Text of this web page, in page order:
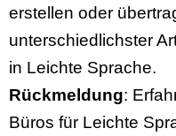
erstellen oder
unterschiedlichster
in Leichte Sprache.
Rückmeldung:
Büros für Leichte